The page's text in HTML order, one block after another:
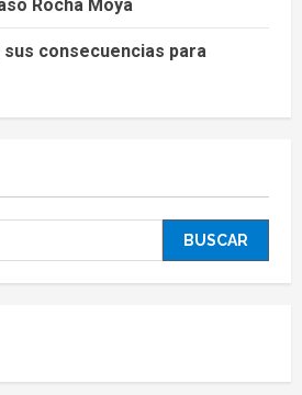
Rocha Moya
sus consecuencias para